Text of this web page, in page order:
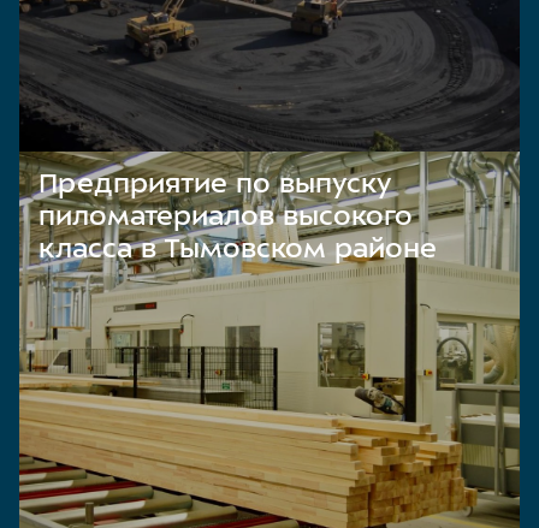
Предприятие по выпуску
пиломатериалов высокого
класса в Тымовском районе